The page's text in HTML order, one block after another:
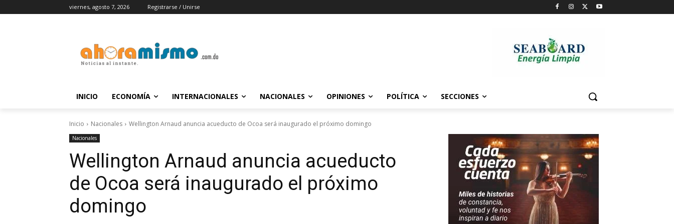
viernes, agosto 7, 2026 Registrarse / Unirse
INICIO ECONOMÍA INTERNACIONALES NACIONALES OPINIONES POLÍTICA SECCIONES
Inicio Nacionales Wellington Arnaud anuncia acueducto de Ocoa será inaugurado el próximo domingo
Nacionales
Wellington Arnaud anuncia acueducto
de Ocoa será inaugurado el próximo
domingo